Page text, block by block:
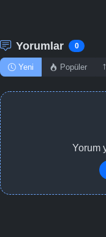
Yorumlar 0
Yeni Popüler
Yorum